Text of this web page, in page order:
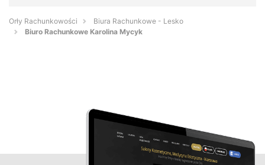
Orły Rachunkowości
Biura Rachunkowe - Lesko
Biuro Rachunkowe Karolina Mycyk